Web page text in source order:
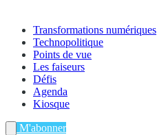
Transformations numériques
Technopolitique
Points de vue
Les faiseurs
Défis
Agenda
Kiosque
M'abonner